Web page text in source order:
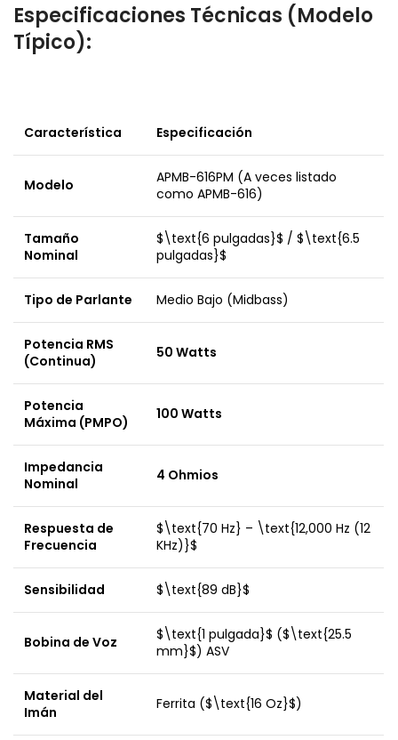
Especificaciones Técnicas (Modelo
Típico):
Característica Especificación
Modelo
APMB-616PM (A veces listado
como APMB-616)
Tamaño
Nominal
$\text{6 pulgadas}$ / $\text{6.5
pulgadas}$
Tipo de Parlante Medio Bajo (Midbass)
Potencia RMS
(Continua)
50 Watts
Potencia
Máxima (PMPO)
100 Watts
Impedancia
Nominal
4 Ohmios
Respuesta de
Frecuencia
$\text{70 Hz} – \text{12,000 Hz (12
KHz)}$
Sensibilidad $\text{89 dB}$
Bobina de Voz $\text{1 pulgada}$ ($\text{25.5
mm}$) ASV
Material del
Imán
Ferrita ($\text{16 Oz}$)